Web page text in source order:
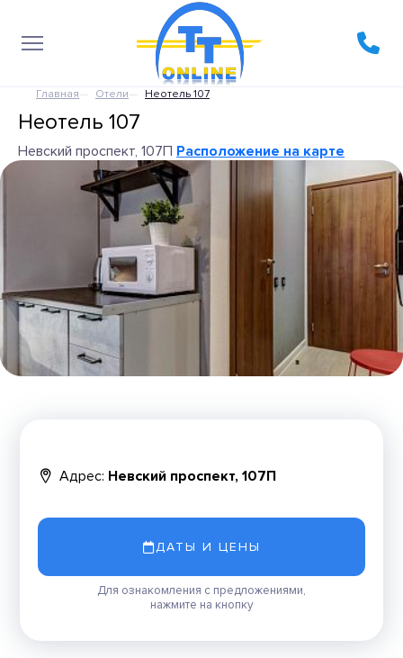
Главная Отели Неотель 107
Неотель 107
Невский проспект, 107П Расположение на карте
Адрес: Невский проспект, 107П
ДАТЫ И ЦЕНЫ
Для ознакомления с предложениями,
нажмите на кнопку